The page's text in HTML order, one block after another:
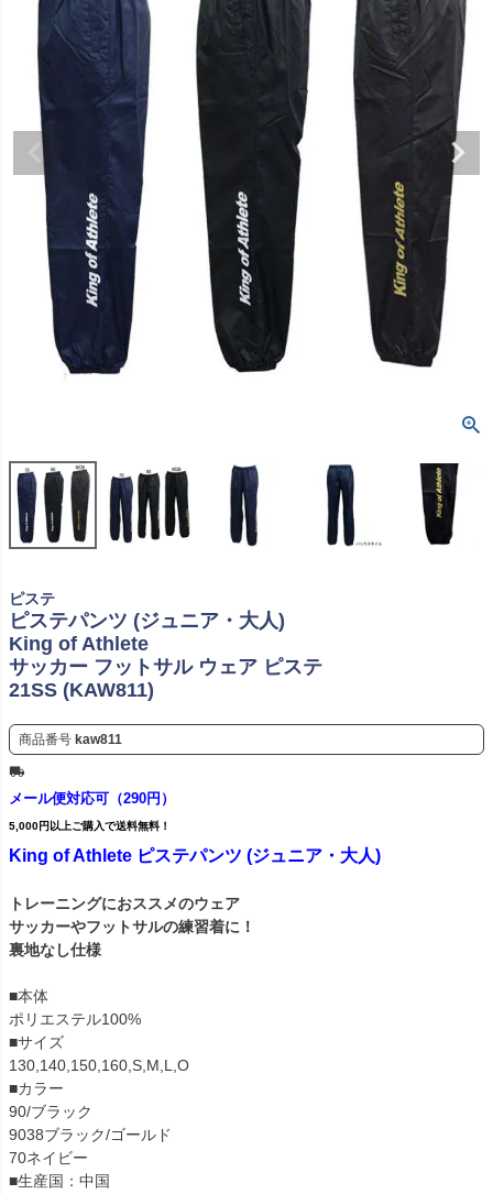
ピステ
ピステパンツ (ジュニア・大人)
King of Athlete
サッカー フットサル ウェア ピステ
21SS (KAW811)
商品番号 kaw811
メール便対応可（290円）
5,000円以上ご購入で送料無料！
King of Athlete ピステパンツ (ジュニア・大人)
トレーニングにおススメのウェア
サッカーやフットサルの練習着に！
裏地なし仕様
■本体
ポリエステル100%
■サイズ
130,140,150,160,S,M,L,O
■カラー
90/ブラック
9038ブラック/ゴールド
70ネイビー
■生産国：中国